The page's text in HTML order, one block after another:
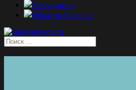
Калькулятор
Обратный звонок